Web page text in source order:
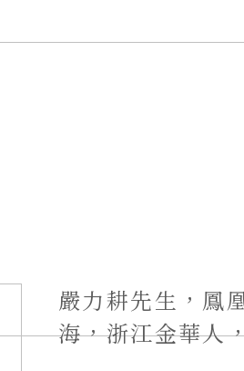
嚴力耕先生，鳳
海，浙江金華人